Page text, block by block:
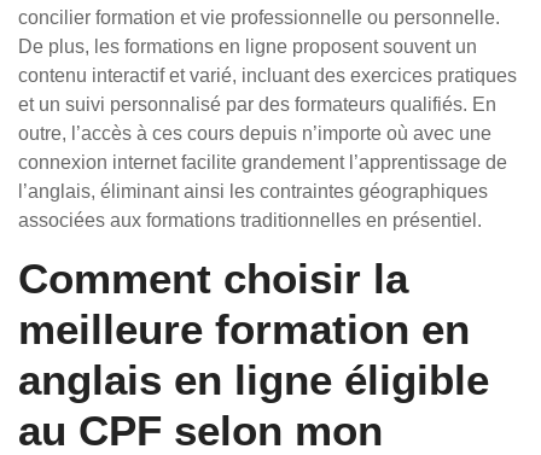
concilier formation et vie professionnelle ou personnelle.
De plus, les formations en ligne proposent souvent un
contenu interactif et varié, incluant des exercices pratiques
et un suivi personnalisé par des formateurs qualifiés. En
outre, l’accès à ces cours depuis n’importe où avec une
connexion internet facilite grandement l’apprentissage de
l’anglais, éliminant ainsi les contraintes géographiques
associées aux formations traditionnelles en présentiel.
Comment choisir la
meilleure formation en
anglais en ligne éligible
au CPF selon mon